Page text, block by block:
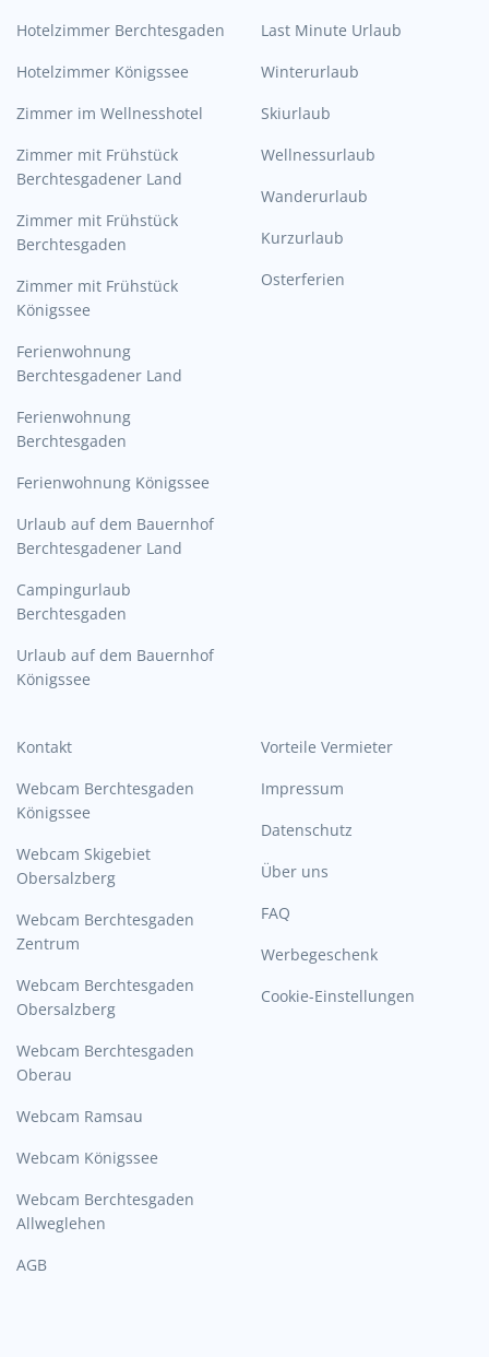
Hotelzimmer Berchtesgaden
Hotelzimmer Königssee
Zimmer im Wellnesshotel
Zimmer mit Frühstück
Berchtesgadener Land
Zimmer mit Frühstück
Berchtesgaden
Zimmer mit Frühstück
Königssee
Ferienwohnung
Berchtesgadener Land
Ferienwohnung
Berchtesgaden
Ferienwohnung Königssee
Urlaub auf dem Bauernhof
Berchtesgadener Land
Campingurlaub
Berchtesgaden
Urlaub auf dem Bauernhof
Königssee
Last Minute Urlaub
Winterurlaub
Skiurlaub
Wellnessurlaub
Wanderurlaub
Kurzurlaub
Osterferien
Kontakt
Webcam Berchtesgaden
Königssee
Webcam Skigebiet
Obersalzberg
Webcam Berchtesgaden
Zentrum
Webcam Berchtesgaden
Obersalzberg
Webcam Berchtesgaden
Oberau
Webcam Ramsau
Webcam Königssee
Webcam Berchtesgaden
Allweglehen
AGB
Vorteile Vermieter
Impressum
Datenschutz
Über uns
FAQ
Werbegeschenk
Cookie-Einstellungen